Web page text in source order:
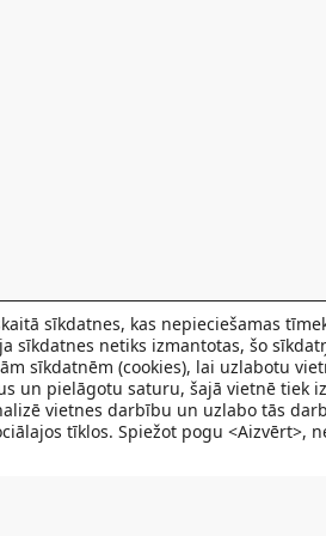
sīkdatnes, kas nepieciešamas
sīkdatnes netiks izmantotas, šo
sīkdatnēm (cookies), lai uzlabotu
un pielāgotu saturu, šajā vietnē tiek
vietnes darbību un uzlabo tās
tīklos. Spiežot pogu <Aizvērt>,